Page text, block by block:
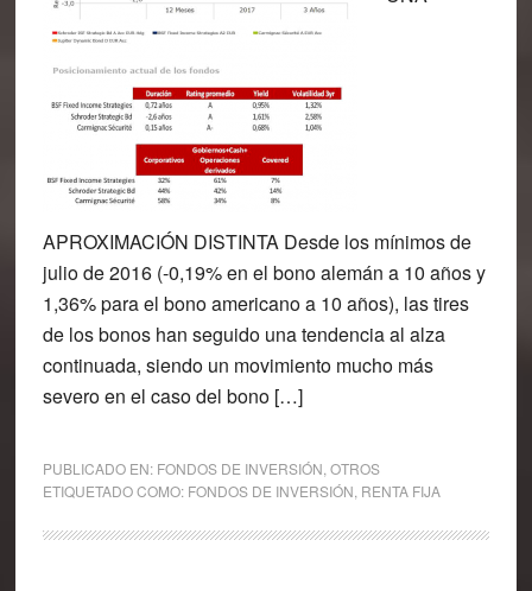
APROXIMACIÓN DISTINTA Desde los mínimos de
julio de 2016 (-0,19% en el bono alemán a 10 años y
1,36% para el bono americano a 10 años), las tires
de los bonos han seguido una tendencia al alza
continuada, siendo un movimiento mucho más
severo en el caso del bono […]
PUBLICADO EN: FONDOS DE INVERSIÓN OTROS
ETIQUETADO COMO: FONDOS DE INVERSIÓN RENTA FIJA